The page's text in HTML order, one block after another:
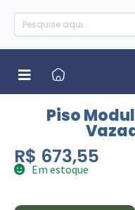
Piso
R$ 673,55
Em estoque